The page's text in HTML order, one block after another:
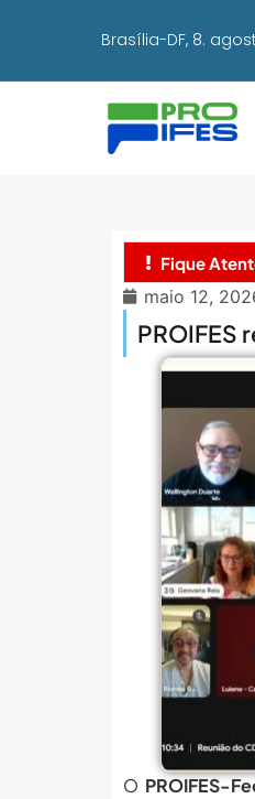
Brasília-DF, 8.
Fique
maio 12,
PROIFES
O PROIFES-